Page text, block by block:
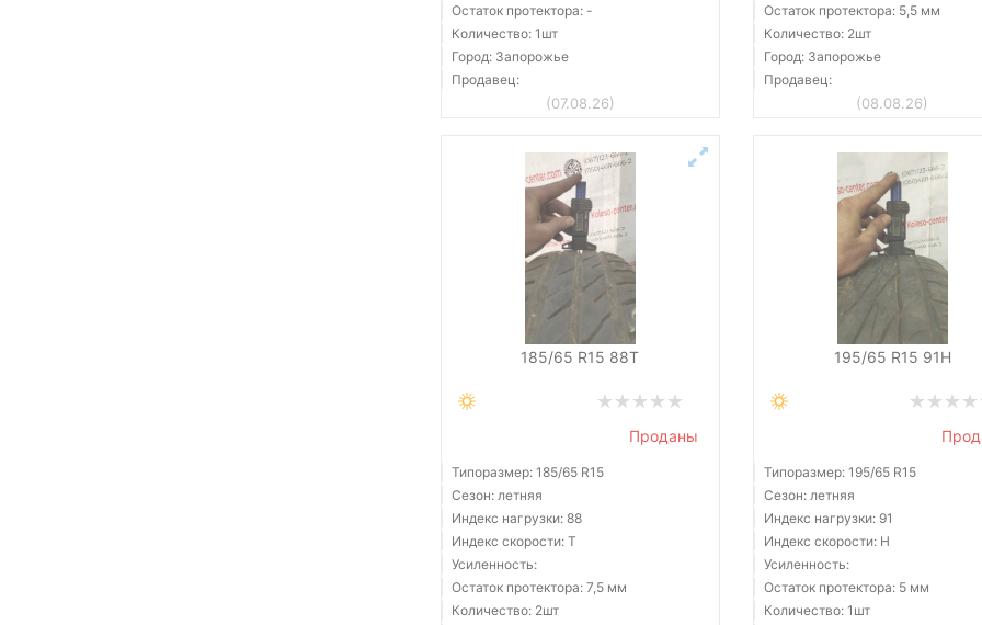
Остаток протектора: -
Количество: 1шт
Город: Запорожье
Продавец:
(07.08.26)
Остаток протектора: 5,5 мм
Количество: 2шт
Город: Запорожье
Продавец:
(08.08.26)
185/65 R15 88T
Проданы
Типоразмер: 185/65 R15
Сезон: летняя
Индекс нагрузки: 88
Индекс скорости: T
Усиленность:
Остаток протектора: 7,5 мм
Количество: 2шт
195/65 R15 91H
Типоразмер: 195/65 R15
Сезон: летняя
Индекс нагрузки: 91
Индекс скорости: H
Усиленность:
Остаток протектора: 5 мм
Количество: 1шт